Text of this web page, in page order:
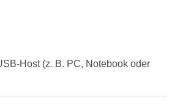
Host (z. B. PC, Notebook oder